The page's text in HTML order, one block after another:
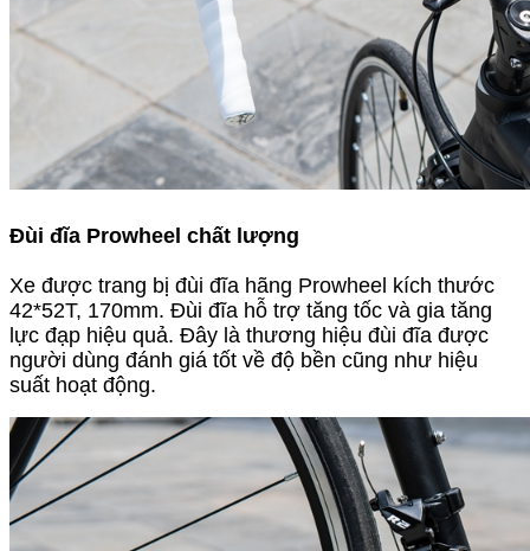
Đùi đĩa Prowheel chất lượng
Xe được trang bị đùi đĩa hãng Prowheel kích thước
42*52T, 170mm. Đùi đĩa hỗ trợ tăng tốc và gia tăng
lực đạp hiệu quả. Đây là thương hiệu đùi đĩa được
người dùng đánh giá tốt về độ bền cũng như hiệu
suất hoạt động.